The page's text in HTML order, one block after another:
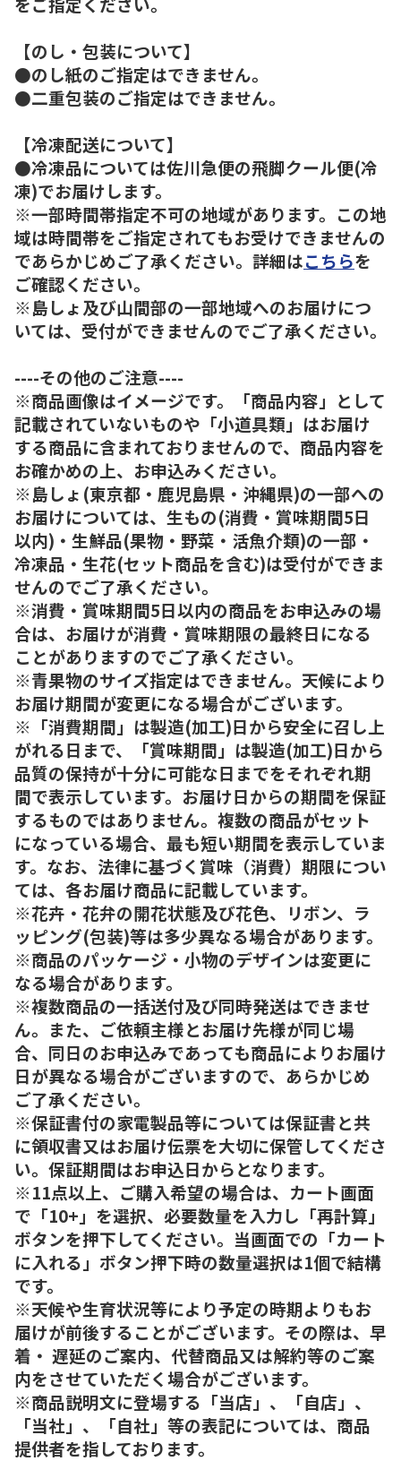
【のし・包装について】
●のし紙のご指定はできません。
●二重包装のご指定はできません。
【冷凍配送について】
●冷凍品については佐川急便の飛脚クール便(冷
凍)でお届けします。
※一部時間帯指定不可の地域があります。この地
域は時間帯をご指定されてもお受けできませんの
であらかじめご了承ください。詳細はこちらを
ご確認ください。
※島しょ及び山間部の一部地域へのお届けにつ
いては、受付ができませんのでご了承ください。
----その他のご注意----
※商品画像はイメージです。「商品内容」として
記載されていないものや「小道具類」はお届け
する商品に含まれておりませんので、商品内容を
お確かめの上、お申込みください。
※島しょ(東京都・鹿児島県・沖縄県)の一部への
お届けについては、生もの(消費・賞味期間5日
以内)・生鮮品(果物・野菜・活魚介類)の一部・
冷凍品・生花(セット商品を含む)は受付ができま
せんのでご了承ください。
※消費・賞味期間5日以内の商品をお申込みの場
合は、お届けが消費・賞味期限の最終日になる
ことがありますのでご了承ください。
※青果物のサイズ指定はできません。天候により
お届け期間が変更になる場合がございます。
※「消費期間」は製造(加工)日から安全に召し上
がれる日まで、「賞味期間」は製造(加工)日から
品質の保持が十分に可能な日までをそれぞれ期
間で表示しています。お届け日からの期間を保証
するものではありません。複数の商品がセット
になっている場合、最も短い期間を表示していま
す。なお、法律に基づく賞味（消費）期限につい
ては、各お届け商品に記載しています。
※花卉・花弁の開花状態及び花色、リボン、ラ
ッピング(包装)等は多少異なる場合があります。
※商品のパッケージ・小物のデザインは変更に
なる場合があります。
※複数商品の一括送付及び同時発送はできませ
ん。また、ご依頼主様とお届け先様が同じ場
合、同日のお申込みであっても商品によりお届け
日が異なる場合がございますので、あらかじめ
ご了承ください。
※保証書付の家電製品等については保証書と共
に領収書又はお届け伝票を大切に保管してくださ
い。保証期間はお申込日からとなります。
※11点以上、ご購入希望の場合は、カート画面
で「10+」を選択、必要数量を入力し「再計算」
ボタンを押下してください。当画面での「カート
に入れる」ボタン押下時の数量選択は1個で結構
です。
※天候や生育状況等により予定の時期よりもお
届けが前後することがございます。その際は、早
着・ 遅延のご案内、代替商品又は解約等のご案
内をさせていただく場合がございます。
※商品説明文に登場する「当店」、「自店」、
「当社」、「自社」等の表記については、商品
提供者を指しております。